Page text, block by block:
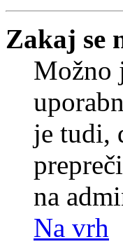
Zakaj se
Možno
je tudi,
na
Na vrh